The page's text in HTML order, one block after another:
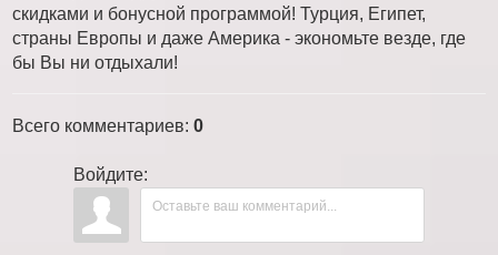
скидками и бонусной программой! Турция, Египет,
страны Европы и даже Америка - экономьте везде, где
бы Вы ни отдыхали!
Всего комментариев: 0
Войдите: